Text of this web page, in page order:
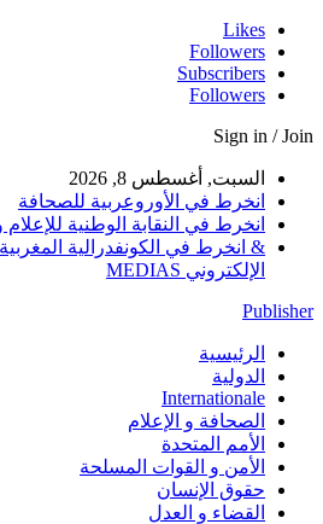
Likes
Followers
Subscribers
Followers
Sign in / Join
السبت, أغسطس 8, 2026
انخرط في الأوروعربية للصحافة
انخرط في النقابة الوطنية
& انخرط في الكونفدرالية
الإلكتروني MEDIAS
Publisher
الرئيسية
الدولية
Internationale
الصحافة و الإعلام
الأمم المتحدة
الأمن و القوات المسلحة
حقوق الإنسان
القضاء و العدل